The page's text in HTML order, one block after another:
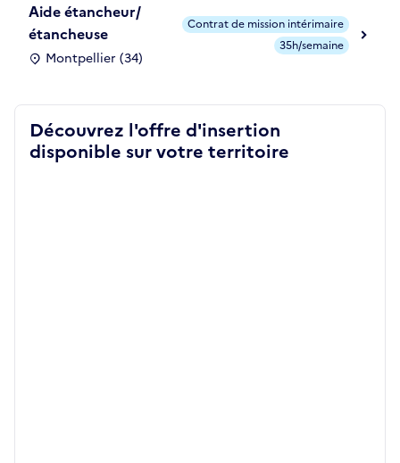
Aide étancheur/
étancheuse
Montpellier (34)
Contrat de mission intérimaire
35h/semaine
Découvrez l'offre d'insertion
disponible sur votre territoire